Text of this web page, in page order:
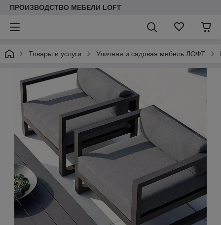
ПРОИЗВОДСТВО МЕБЕЛИ LOFT
Товары и услуги Уличная и садовая мебель ЛОФТ